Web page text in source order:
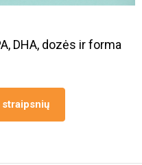
DHA, dozės ir forma
straipsnių